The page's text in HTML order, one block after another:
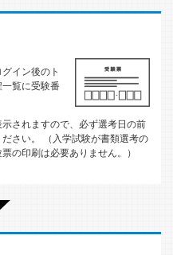
イン後のト
覧に受験番
されますので、必ず選考日の前
さい。 （入学試験が書類選考の
の印刷は必要ありません。）